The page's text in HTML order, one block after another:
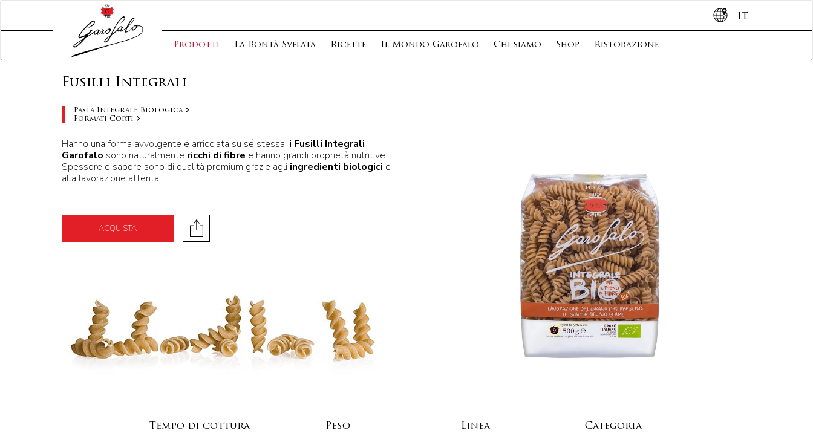
Prodotti La Bontà Svelata Ricette Il Mondo Garofalo Chi siamo Shop Ristorazione
IT
Fusilli Integrali
Pasta Integrale Biologica
Formati Corti
Hanno una forma avvolgente e arricciata su sé stessa, i Fusilli Integrali
Garofalo sono naturalmente ricchi di fibre e hanno grandi proprietà nutritive.
Spessore e sapore sono di qualità premium grazie agli ingredienti biologici e
alla lavorazione attenta.
ACQUISTA
Tempo di cottura Peso Linea Categoria